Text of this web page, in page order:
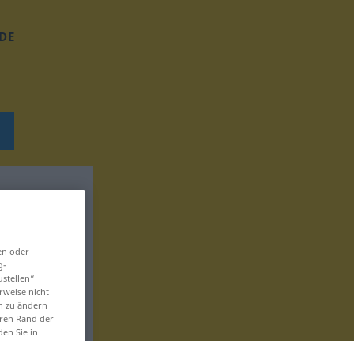
DE
oder
nicht
zu ändern
Rand der
Sie in